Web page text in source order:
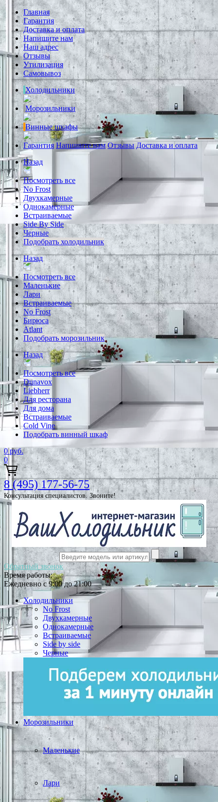
Главная
Гарантия
Доставка и оплата
Напишите нам
Наш адрес
Отзывы
Утилизация
Самовывоз
Холодильники
Морозильники
Винные шкафы
Гарантия Напишите нам Отзывы Доставка и оплата
Назад
Посмотреть все
No Frost
Двухкамерные
Однокамерные
Встраиваемые
Side By Side
Черные
Подобрать холодильник
Назад
Посмотреть все
Маленькие
Лари
Встраиваемые
No Frost
Бирюса
Atlant
Подобрать морозильник
Назад
Посмотреть все
Dunavox
Liebherr
Для ресторана
Для дома
Встраиваемые
Cold Vine
Подобрать винный шкаф
0 руб.
0
8 (495) 177-56-75
Консультация специалистов. Звоните!
Обратный звонок
Время работы:
Ежедневно с 9:00 до 21:00
Холодильники
No Frost
Двухкамерные
Однокамерные
Встраиваемые
Side by side
Черные
Морозильники
Маленькие
Лари